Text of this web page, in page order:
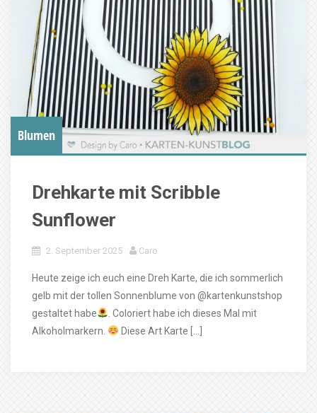
Blumen
Drehkarte mit Scribble
Sunflower
2. September 2025 Caro
Heute zeige ich euch eine Dreh Karte, die ich sommerlich
gelb mit der tollen Sonnenblume von @kartenkunstshop
gestaltet habe
. Coloriert habe ich dieses Mal mit
Alkoholmarkern.
Diese Art Karte […]